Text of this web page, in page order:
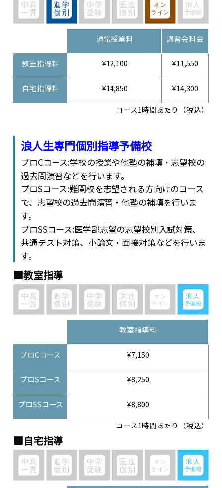
通常授業料 講習会料金
教室指導料 ¥12,100 ¥11,550
自宅指導料 ¥14,850 ¥14,300
コース1時間あたり（税込）
浪人生専門個別指導予備校
プロCコース:学校の授業や他塾の補填・志望校の
過去問演習などを行います。
プロSコース:難関校を志望される方向けのコース
で、志望校の過去問演習・他塾の補填を行いま
す。
プロSSコース:医学部志望の志望校別入試対策、
共通テスト対策、小論文・面接対策などを行いま
す。
■教室指導
教室指導料
プロCコース ¥7,150
プロSコース ¥8,250
プロSSコース ¥8,800
コース1時間あたり（税込）
■自宅指導